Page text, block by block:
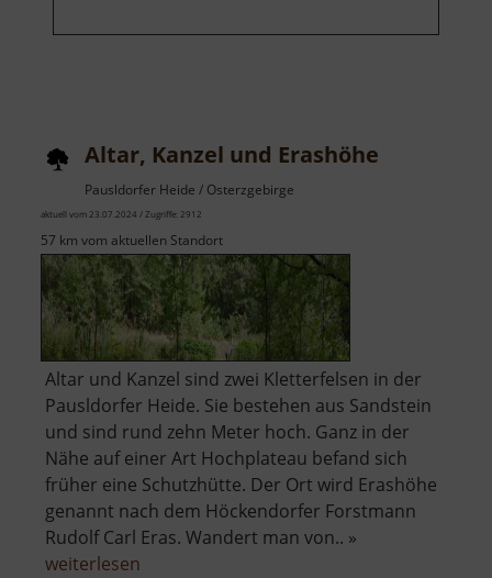
Altar, Kanzel und Erashöhe
Pausldorfer Heide / Osterzgebirge
aktuell vom 23.07.2024 / Zugriffe: 2912
57 km vom aktuellen Standort
Altar und Kanzel sind zwei Kletterfelsen in der
Pausldorfer Heide. Sie bestehen aus Sandstein
und sind rund zehn Meter hoch. Ganz in der
Nähe auf einer Art Hochplateau befand sich
früher eine Schutzhütte. Der Ort wird Erashöhe
genannt nach dem Höckendorfer Forstmann
Rudolf Carl Eras. Wandert man von.. »
weiterlesen